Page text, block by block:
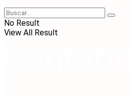
No Result
View All Result